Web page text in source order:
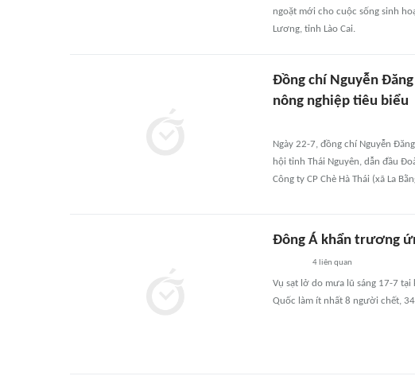
ngoặt mới cho cuộc sống sinh
Lương, tỉnh Lào Cai.
Đồng chí Nguyễn
nông nghiệp tiêu biểu
Ngày 22-7, đồng chí Nguyễn
hội tỉnh Thái Nguyên, dẫn đầu
Công ty CP Chè Hà Thái (xã La
Đông Á khẩn trương
4 liên quan
Vụ sạt lở do mưa lũ sáng 17-7 tại
Quốc làm ít nhất 8 người chết,